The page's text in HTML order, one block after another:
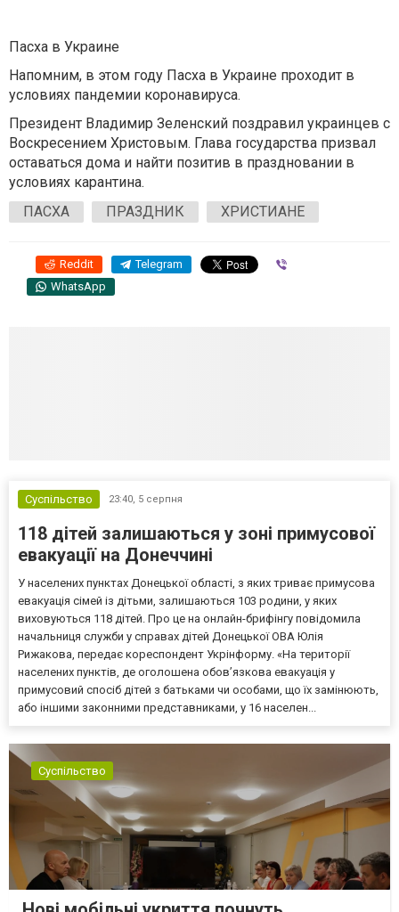
Пасха в Украине
Напомним, в этом году Пасха в Украине проходит в
условиях пандемии коронавируса.
Президент Владимир Зеленский поздравил украинцев с
Воскресением Христовым. Глава государства призвал
оставаться дома и найти позитив в праздновании в
условиях карантина.
ПАСХА
ПРАЗДНИК ХРИСТИАНЕ
Reddit Telegram
WhatsApp
Суспільство 23:40, 5 серпня
118 дітей залишаються у зоні примусової
евакуації на Донеччині
У населених пунктах Донецької області, з яких триває примусова
евакуація сімей із дітьми, залишаються 103 родини, у яких
виховуються 118 дітей. Про це на онлайн-брифінгу повідомила
начальниця служби у справах дітей Донецької ОВА Юлія
Рижакова, передає кореспондент Укрінформу. «На території
населених пунктів, де оголошена обов’язкова евакуація у
примусовий спосіб дітей з батьками чи особами, що їх замінюють,
або іншими законними представниками, у 16 населен...
Суспільство